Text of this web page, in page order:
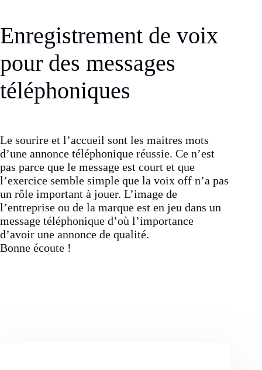
Enregistrement de voix
pour des messages
téléphoniques
Le sourire et l’accueil sont les maitres mots
d’une annonce téléphonique réussie. Ce n’est
pas parce que le message est court et que
l’exercice semble simple que la voix off n’a pas
un rôle important à jouer. L’image de
l’entreprise ou de la marque est en jeu dans un
message téléphonique d’où l’importance
d’avoir une annonce de qualité.
Bonne écoute !